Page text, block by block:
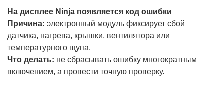
На дисплее Ninja появляется код ошибки
Причина: электронный модуль фиксирует сбой
датчика, нагрева, крышки, вентилятора или
температурного щупа.
Что делать: не сбрасывать ошибку многократным
включением, а провести точную проверку.